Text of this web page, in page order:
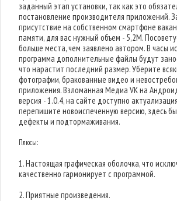
заданный этап установки, так как это
постановление производителя приложений.
присутствие на собственном смартфоне
памяти, для вас нужный объем - 5,2M.
больше места, чем заявлено автором. В часы
программа дополнительные файлы будут
что нарастит последний размер. Уберите
фотографии, бракованные видео и
приложения. Взломанная Медиа VK на
версия - 1.0.4, на сайте доступно
перепишите новоиспеченную версию, здесь
дефекты и подтормаживания.
Плюсы:
1. Настоящая графическая оболочка, что
качественно гармонирует с программой.
2. Приятные произведения.